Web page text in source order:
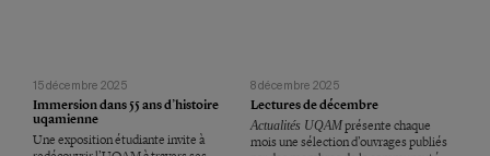
15 décembre 2025
Immersion dans 55 ans d’histoire
uqamienne
Une exposition étudiante invite à
8 décembre 2025
Lectures de décembre
Actualités UQAMprésente chaque
mois une sélection d’ouvrages publiés